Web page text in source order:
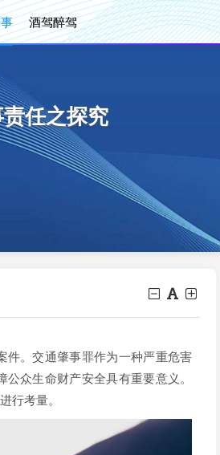
酒驾醉驾
任之探究
件。交通肇事罪作为一种严重危害
众生命财产安全具有重要意义。
行考量。